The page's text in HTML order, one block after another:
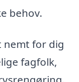
behov.
nemt for dig
fagfolk,